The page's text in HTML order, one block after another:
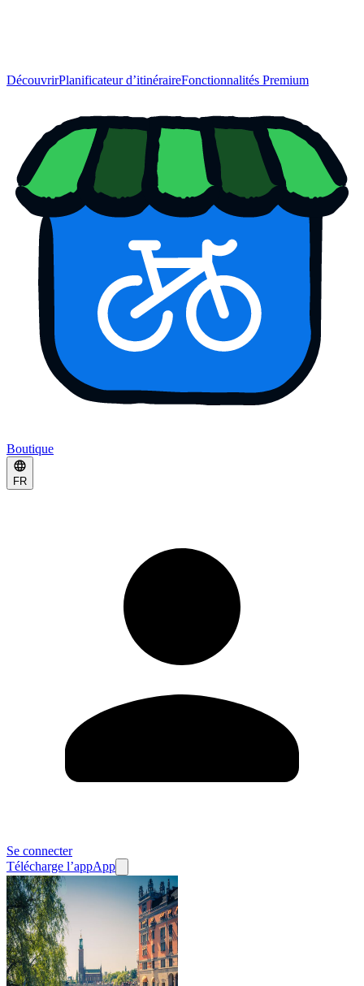
DécouvrirPlanificateur d’itinéraireFonctionnalités Premium
Boutique
FR
Se connecter
Télécharge l’appApp